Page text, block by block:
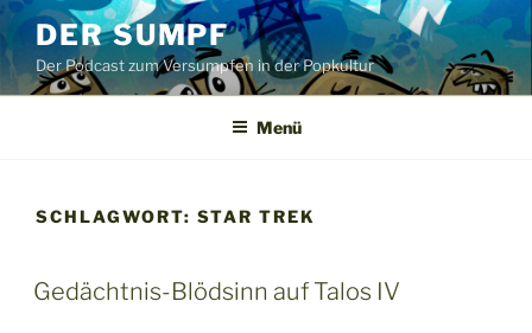
Zum
Inhalt
springen
DER SUMPF
Der Podcast zum Versumpfen in der Popkultur
Menü
SCHLAGWORT: STAR TREK
Gedächtnis-Blödsinn auf Talos IV